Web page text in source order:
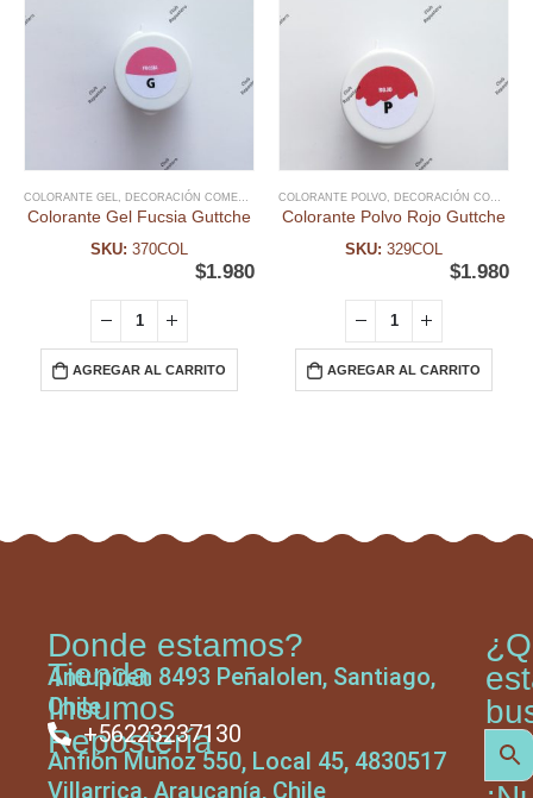
COLORANTE GEL, DECORACIÓN COMESTIBLE
Colorante Gel Fucsia Guttche
SKU: 370COL
$1.980
AGREGAR AL CARRITO
COLORANTE POLVO, DECORACIÓN COMESTIBLE
Colorante Polvo Rojo Guttche
SKU: 329COL
$1.980
AGREGAR AL CARRITO
Tienda
Insumos
Repostería
Donde estamos?
Antupiren 8493 Peñalolen, Santiago,
Chile
+56223237130
Anfión Muñoz 550, Local 45, 4830517
Villarrica, Araucanía, Chile